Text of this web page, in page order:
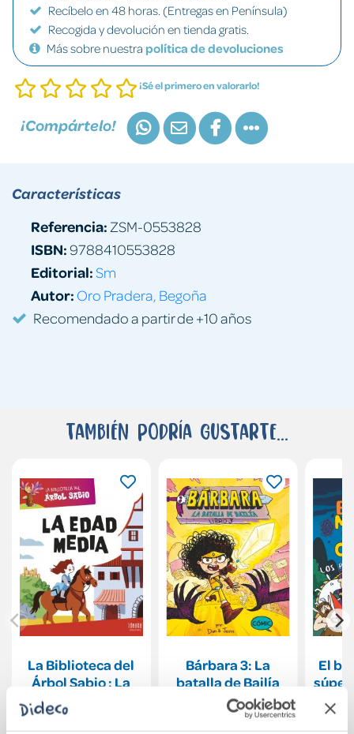
Recíbelo en 48 horas. (Entregas en Península)
Recogida y devolución en tienda gratis.
Más sobre nuestra política de devoluciones
¡Sé el primero en valorarlo!
¡Compártelo!
Características
Referencia: ZSM-0553828
ISBN:9788410553828
Editorial:Sm
Autor: Oro Pradera, Begoña
Recomendado a partir de +10 años
También podría gustarte...
La Biblioteca del
Árbol Sabio : La
Edad Media
Bárbara 3: La
batalla de Bailía
El
súper